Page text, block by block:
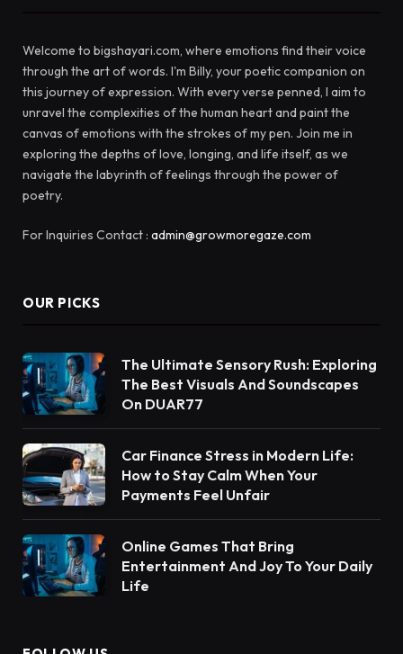
Welcome to bigshayari.com, where emotions find their voice
through the art of words. I'm Billy, your poetic companion on
this journey of expression. With every verse penned, I aim to
unravel the complexities of the human heart and paint the
canvas of emotions with the strokes of my pen. Join me in
exploring the depths of love, longing, and life itself, as we
navigate the labyrinth of feelings through the power of
poetry.
For Inquiries Contact : admin@growmoregaze.com
OUR PICKS
The Ultimate Sensory Rush: Exploring
The Best Visuals And Soundscapes
On DUAR77
Car Finance Stress in Modern Life:
How to Stay Calm When Your
Payments Feel Unfair
Online Games That Bring
Entertainment And Joy To Your Daily
Life